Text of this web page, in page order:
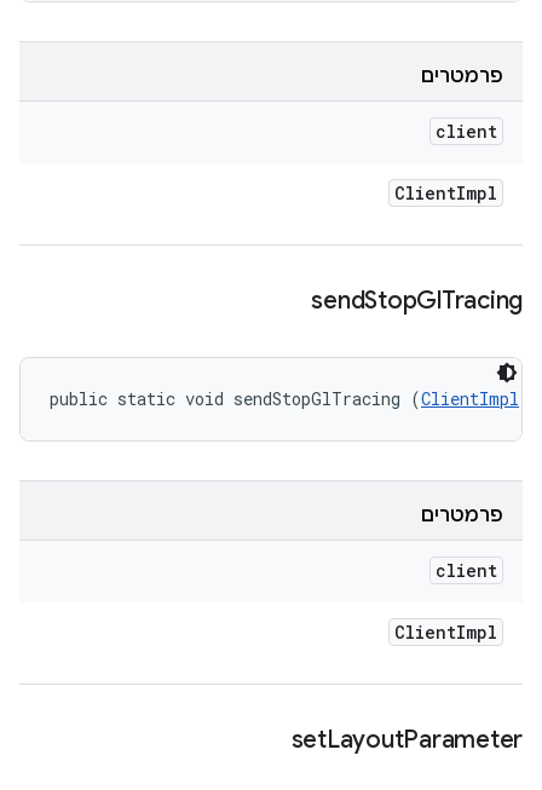
פרמטרים
client
ClientImpl
sendStopGlTracing
public static void sendStopGlTracing (ClientImpl
פרמטרים
client
ClientImpl
setLayoutParameter